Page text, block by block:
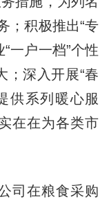
；积极推出“专
一户一档”个性
；深入开展“春
供系列暖心服
在在为各类市
在粮食采购